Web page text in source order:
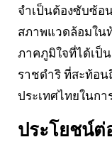
จำเป็นต้องซับซ้อ
สภาพแวดล้อมใน
ภาคภูมิใจที่ได้เป็
ราชดำริ ที่สะท้อน
ประเทศไทยในก
ประโยชน์ต่